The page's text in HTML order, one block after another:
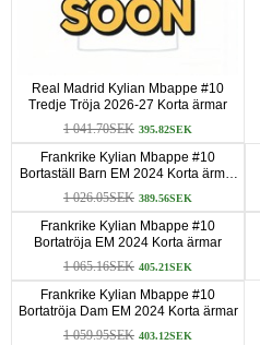
Real Madrid Kylian Mbappe #10
Tredje Tröja 2026-27 Korta ärmar
1 041.70SEK 395.82SEK
Frankrike Kylian Mbappe #10
Bortaställ Barn EM 2024 Korta ärmar
(+ Korta byxor)
1 026.05SEK 389.56SEK
Frankrike Kylian Mbappe #10
Bortatröja EM 2024 Korta ärmar
1 065.16SEK 405.21SEK
Frankrike Kylian Mbappe #10
Bortatröja Dam EM 2024 Korta ärmar
1 059.95SEK 403.12SEK